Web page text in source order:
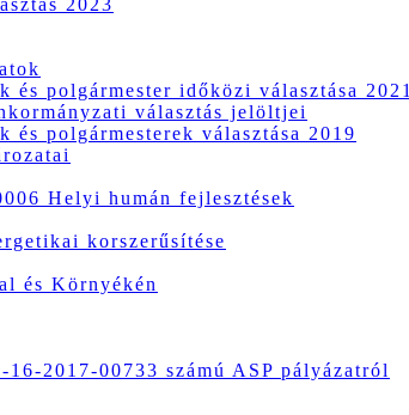
2023
polgármester időközi választása 2021
választás jelöltjei
polgármesterek választása 2019
Helyi humán fejlesztések
korszerűsítése
és Környékén
2017-00733 számú ASP pályázatról